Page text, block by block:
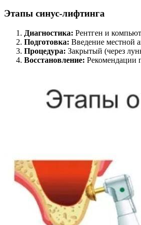
Этапы синус-лифтинга
Диагностика: Рентген и
Подготовка: Введение местной
Процедура: Закрытый (через
Восстановление: Рекомендации